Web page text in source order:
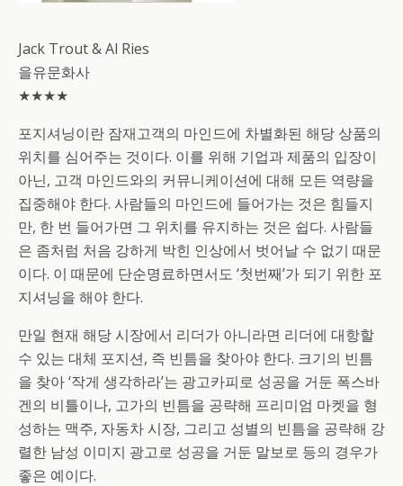
Jack Trout & Al Ries
을유문화사
★★★★
포지셔닝이란 잠재고객의 마인드에 차별화된 해당 상품의
위치를 심어주는 것이다. 이를 위해 기업과 제품의 입장이
아닌, 고객 마인드와의 커뮤니케이션에 대해 모든 역량을
집중해야 한다. 사람들의 마인드에 들어가는 것은 힘들지
만, 한 번 들어가면 그 위치를 유지하는 것은 쉽다. 사람들
은 좀처럼 처음 강하게 박힌 인상에서 벗어날 수 없기 때문
이다. 이 때문에 단순명료하면서도 ‘첫번째’가 되기 위한 포
지셔닝을 해야 한다.
만일 현재 해당 시장에서 리더가 아니라면 리더에 대항할
수 있는 대체 포지션, 즉 빈틈을 찾아야 한다. 크기의 빈틈
을 찾아 ‘작게 생각하라’는 광고카피로 성공을 거둔 폭스바
겐의 비틀이나, 고가의 빈틈을 공략해 프리미엄 마켓을 형
성하는 맥주, 자동차 시장, 그리고 성별의 빈틈을 공략해 강
렬한 남성 이미지 광고로 성공을 거둔 말보로 등의 경우가
좋은 예이다.